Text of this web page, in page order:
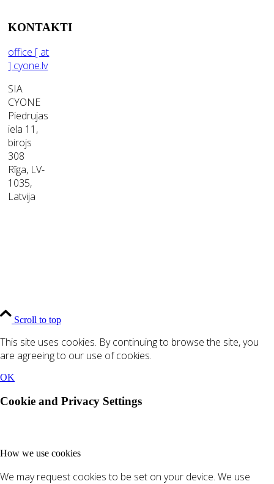
KONTAKTI
office [ at
] cyone.lv
SIA
CYONE
Piedrujas
iela 11,
birojs
308
Rīga, LV-
1035,
Latvija
Scroll to top
This site uses cookies. By continuing to browse the site, you
are agreeing to our use of cookies.
OK
Cookie and Privacy Settings
How we use cookies
We may request cookies to be set on your device. We use